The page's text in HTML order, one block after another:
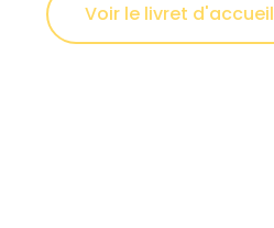
Voir le livret d'accueil